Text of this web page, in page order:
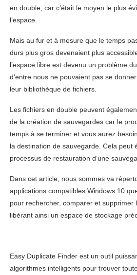
en double, car c’était le moyen le plus
l’espace.
Mais au fur et à mesure que le temps
durs plus gros devenaient plus
l’espace libre est devenu un problème
d’entre nous ne pouvaient pas se
leur bibliothèque de fichiers.
Les fichiers en double peuvent
de la création de sauvegardes car le
temps à se terminer et vous aurez
la destination de sauvegarde. Cela peut
processus de restauration d’une
Dans cet article, nous sommes va
applications compatibles Windows 10
pour rechercher, comparer et supprimer
libérant ainsi un espace de stockage
Easy Duplicate Finder est un outil
algorithmes intelligents pour trouver